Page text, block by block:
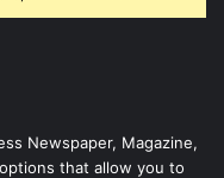
Newspaper, Magazine,
that allow you to